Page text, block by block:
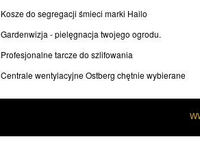
Kosze do segregacji śmieci marki Hailo
Gardenwizja - pielęgnacja twojego ogrodu.
Profesjonalne tarcze do szlifowania
Centrale wentylacyjne Ostberg chętnie wybierane